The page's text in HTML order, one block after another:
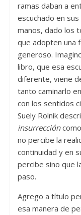
ramas daban a
escuchado en
manos, dado los
que adopten una
generoso.
libro, que esa
diferente, viene
tanto caminarlo
con los sentidos
Suely Rolnik
insurrección
no percibe la
continuidad y en
percibe sino que
paso.
Agrego a título
esa manera de